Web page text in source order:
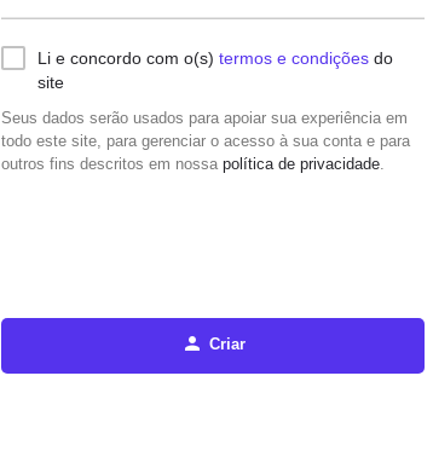
Li e concordo com o(s) termos e condições do
site
Seus dados serão usados ​​para apoiar sua experiência em
todo este site, para gerenciar o acesso à sua conta e para
outros fins descritos em nossa política de privacidade
Criar